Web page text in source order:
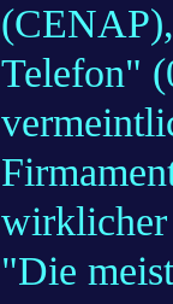
Telefon"
wirklicher
"Die